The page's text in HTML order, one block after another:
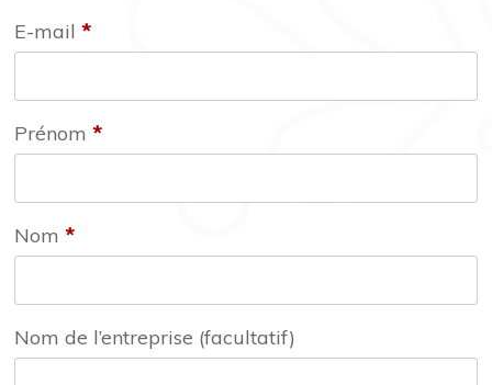
E-mail *
Prénom *
Nom *
Nom de l’entreprise (facultatif)